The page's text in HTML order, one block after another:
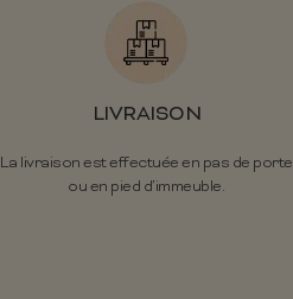
LIVRAISON
La livraison est effectuée en pas de porte
ou en pied d’immeuble.